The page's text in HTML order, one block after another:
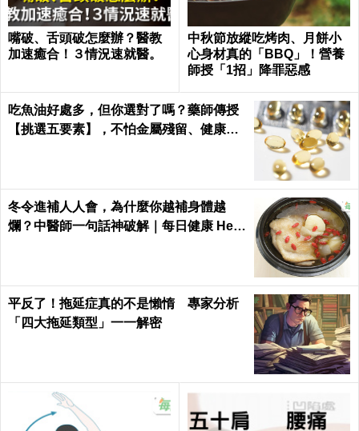
嘴破、舌頭破怎麼辦？醫教
加速癒合！３情況速就醫。
中秋節放縱吃烤肉、月餅小
心身材真的「BBQ」！營養
師授「1招」降罪惡感
吃魚油好處多，但你選對了嗎？藥師傳授
【挑選五要素】，不怕金屬殘留、健康無
冬令進補人人會，為什麼你越補身體越
爛？中醫師一句話神破解｜每日健康 Heal
平反了！拖延症真的不是懶惰 專家分析
「四大拖延類型」一一解密